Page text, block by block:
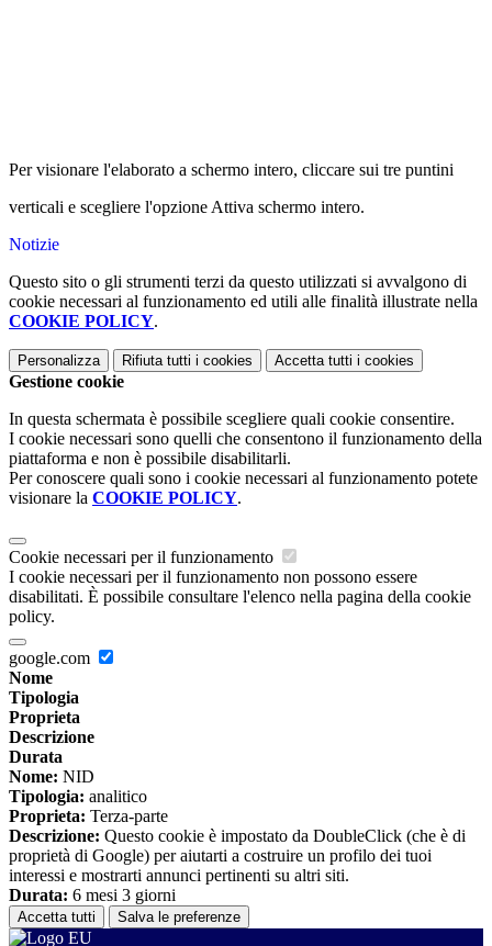
Per visionare l'elaborato a schermo intero, cliccare sui tre puntini
verticali e scegliere l'opzione Attiva schermo intero.
Notizie
Questo sito o gli strumenti terzi da questo utilizzati si avvalgono di
cookie necessari al funzionamento ed utili alle finalità illustrate nella
COOKIE POLICY.
Personalizza Rifiuta tutti i cookies Accetta tutti i cookies
Gestione cookie
In questa schermata è possibile scegliere quali cookie consentire.
I cookie necessari sono quelli che consentono il funzionamento della
piattaforma e non è possibile disabilitarli.
Per conoscere quali sono i cookie necessari al funzionamento potete
visionare la COOKIE POLICY.
Cookie necessari per il funzionamento
I cookie necessari per il funzionamento non possono essere
disabilitati. È possibile consultare l'elenco nella pagina della cookie
policy.
google.com
Nome
Tipologia
Proprieta
Descrizione
Durata
Nome: NID
Tipologia: analitico
Proprieta: Terza-parte
Descrizione: Questo cookie è impostato da DoubleClick (che è di
proprietà di Google) per aiutarti a costruire un profilo dei tuoi
interessi e mostrarti annunci pertinenti su altri siti.
Durata: 6 mesi 3 giorni
Accetta tutti Salva le preferenze